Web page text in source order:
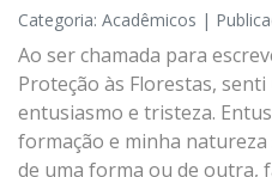
Categoria: Acadêmicos |
Ao ser chamada para
Proteção às Florestas,
entusiasmo e tristeza.
formação e minha
de uma forma ou de outra,